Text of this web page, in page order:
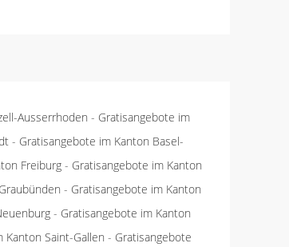
Ausserrhoden - Gratisangebote im
- Gratisangebote im Kanton Basel-
Freiburg - Gratisangebote im Kanton
- Gratisangebote im Kanton
- Gratisangebote im Kanton
Kanton Saint-Gallen - Gratisangebote